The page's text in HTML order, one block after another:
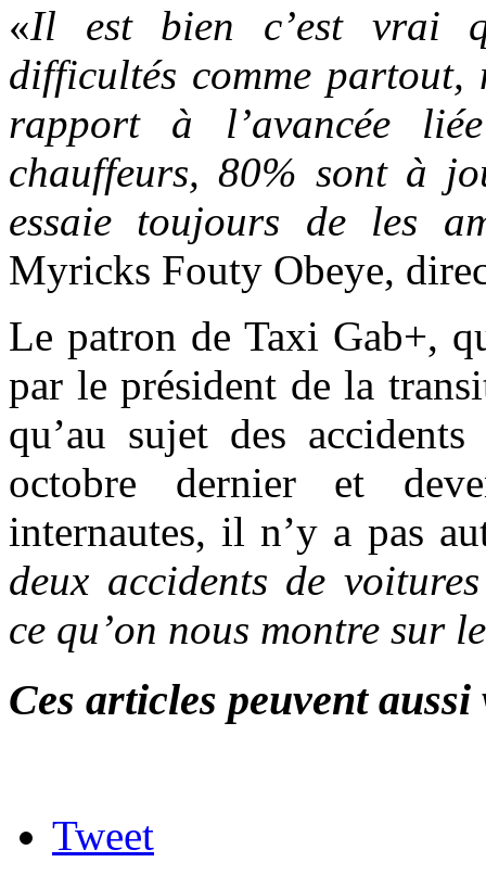
«Il est bien c’est vrai
difficultés comme
rapport à l’avancée
chauffeurs, 80% sont à
essaie toujours de les
Myricks Fouty Obeye,
Le patron de Taxi Gab+,
par le président de la
qu’au sujet des
octobre dernier et
internautes, il n’y a pas
deux accidents de
ce qu’on nous montre sur
Ces articles peuvent
Tweet